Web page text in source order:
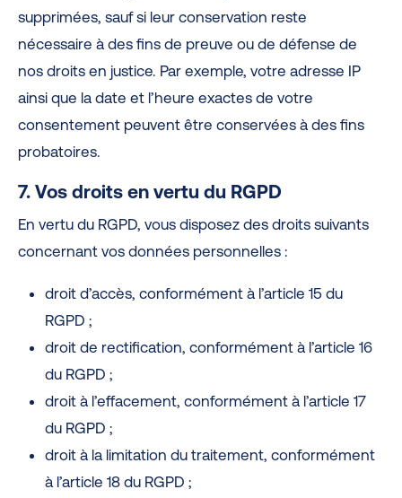
supprimées, sauf si leur conservation reste
nécessaire à des fins de preuve ou de défense de
nos droits en justice. Par exemple, votre adresse IP
ainsi que la date et l’heure exactes de votre
consentement peuvent être conservées à des fins
probatoires.
7. Vos droits en vertu du RGPD
En vertu du RGPD, vous disposez des droits suivants
concernant vos données personnelles :
droit d’accès, conformément à l’article 15 du
RGPD ;
droit de rectification, conformément à l’article 16
du RGPD ;
droit à l’effacement, conformément à l’article 17
du RGPD ;
droit à la limitation du traitement, conformément
à l’article 18 du RGPD ;